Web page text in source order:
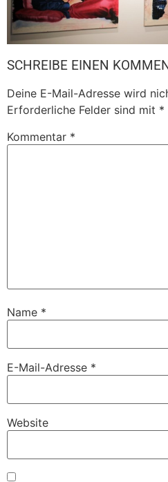
SCHREIBE EINEN
Deine E-Mail-Adresse wird
Erforderliche Felder sind mit *
Kommentar *
Name *
E-Mail-Adresse *
Website